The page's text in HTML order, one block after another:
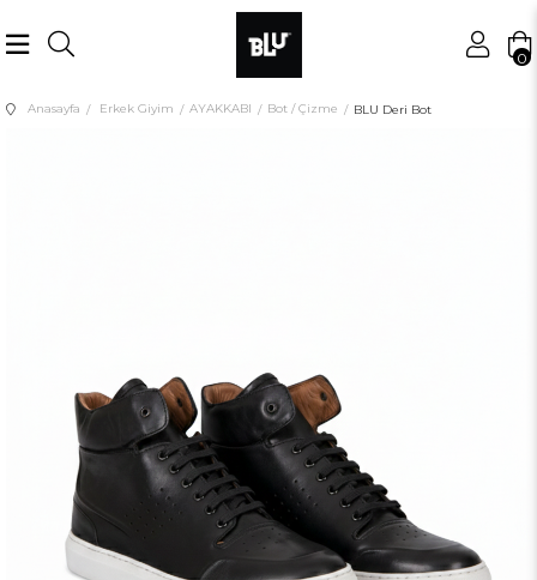
0
Anasayfa Erkek Giyim AYAKKABI Bot / Çizme BLU Deri Bot